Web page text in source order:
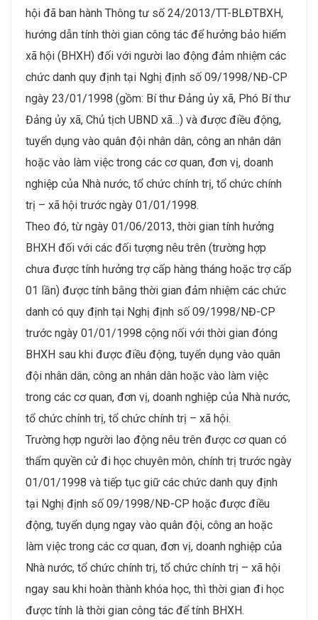
hội đã ban hành Thông tư số 24/2013/TT-BLĐTBXH,
hướng dẫn tính thời gian công tác để hưởng bảo hiểm
xã hội (BHXH) đối với người lao động đảm nhiệm các
chức danh quy định tại Nghị định số 09/1998/NĐ-CP
ngày 23/01/1998 (gồm: Bí thư Đảng ủy xã, Phó Bí thư
Đảng ủy xã, Chủ tịch UBND xã…) và được điều động,
tuyển dụng vào quân đội nhân dân, công an nhân dân
hoặc vào làm việc trong các cơ quan, đơn vị, doanh
nghiệp của Nhà nước, tổ chức chính trị, tổ chức chính
trị – xã hội trước ngày 01/01/1998.
Theo đó, từ ngày 01/06/2013, thời gian tính hưởng
BHXH đối với các đối tượng nêu trên (trường hợp
chưa được tính hưởng trợ cấp hàng tháng hoặc trợ cấp
01 lần) được tính bằng thời gian đảm nhiệm các chức
danh có quy định tại Nghị định số 09/1998/NĐ-CP
trước ngày 01/01/1998 cộng nối với thời gian đóng
BHXH sau khi được điều động, tuyển dụng vào quân
đội nhân dân, công an nhân dân hoặc vào làm việc
trong các cơ quan, đơn vị, doanh nghiệp của Nhà nước,
tổ chức chính trị, tổ chức chính trị – xã hội.
Trường hợp người lao động nêu trên được cơ quan có
thẩm quyền cử đi học chuyên môn, chính trị trước ngày
01/01/1998 và tiếp tục giữ các chức danh quy định
tại Nghị định số 09/1998/NĐ-CP hoặc được điều
động, tuyển dụng ngay vào quân đội, công an hoặc
làm việc trong các cơ quan, đơn vị, doanh nghiệp của
Nhà nước, tổ chức chính trị, tổ chức chính trị – xã hội
ngay sau khi hoàn thành khóa học, thì thời gian đi học
được tính là thời gian công tác để tính BHXH.